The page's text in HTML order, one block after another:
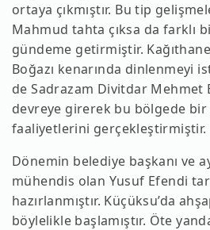
ortaya çıkmıştır. Bu tip
Mahmud tahta çıksa da farklı
gündeme getirmiştir.
Boğazı kenarında dinlenmeyi
de Sadrazam Divitdar Mehmet
devreye girerek bu bölgede bir
faaliyetlerini gerçekleştirmiştir.
Dönemin belediye başkanı ve
mühendis olan Yusuf Efendi
hazırlanmıştır. Küçüksu’da
böylelikle başlamıştır. Öte